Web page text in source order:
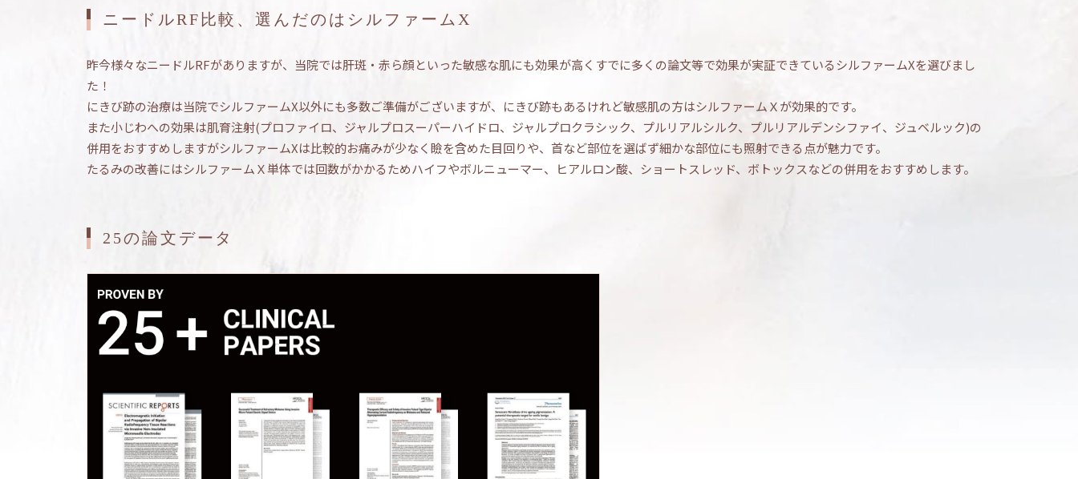
ニードルRF比較、選んだのはシルファームX
昨今様々なニードルRFがありますが、 当院では肝斑・赤ら顔といった敏感な肌にも効果が高くすでに多くの論文等で効果が実証できているシルファームXを選びまし
た！
にきび跡の治療は当院でシルファームX以外にも多数ご準備がございますが、にきび跡もあるけれど敏感肌の方はシルファームＸが効果的です。
また小じわへの効果は肌育注射(プロファイロ、ジャルプロスーパーハイドロ、ジャルプロクラシック、 プルリアルシルク、プルリアルデンシファイ、ジュベルック)の
併用をおすすめしますがシルファームXは比較的お痛みが少なく瞼を含めた目回りや、首など部位を選ばず細かな部位にも照射できる点が魅力です。
たるみの改善にはシルファームＸ単体では回数がかかるためハイフやボルニューマー、ヒアルロン酸、ショートスレッド、ボトックスなどの併用をおすすめします。
25の論文データ